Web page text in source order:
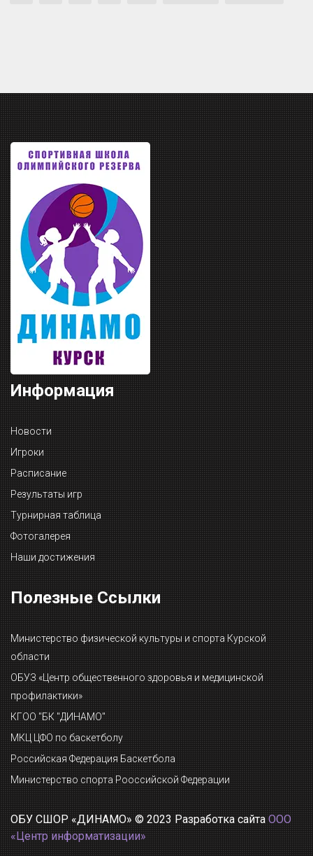
Информация
Новости
Игроки
Расписание
Результаты игр
Турнирная таблица
Фотогалерея
Наши достижения
Полезные Ссылки
Министерство физической культуры и спорта Курской
области
ОБУЗ «Центр общественного здоровья и медицинской
профилактики»
КГОО "БК "ДИНАМО"
МКЦ ЦФО по баскетболу
Российская Федерация Баскетбола
Министерство спорта Рооссийской Федерации
ОБУ СШОР «ДИНАМО» © 2023 Разработка сайта ООО
«Центр информатизации»